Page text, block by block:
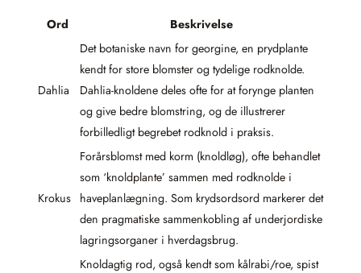
Ord Beskrivelse
Dahlia
Det botaniske navn for georgine, en prydplante
kendt for store blomster og tydelige rodknolde.
Dahlia-knoldene deles ofte for at forynge planten
og give bedre blomstring, og de illustrerer
forbilledligt begrebet rodknold i praksis.
Krokus
Forårsblomst med korm (knoldløg), ofte behandlet
som ‘knoldplante’ sammen med rodknolde i
haveplanlægning. Som krydsordsord markerer det
den pragmatiske sammenkobling af underjordiske
lagringsorganer i hverdagsbrug.
Knoldagtig rod, også kendt som kålrabi/roe, spist